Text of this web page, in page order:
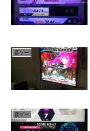
音ゲー
音ゲー